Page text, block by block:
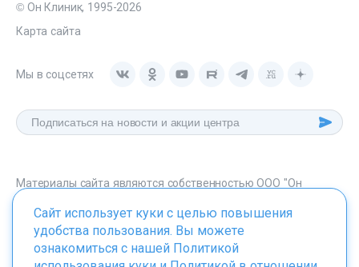
© Он Клиник, 1995-2026
Карта сайта
Мы в соцсетях
Материалы сайта являются собственностью ООО "Он
onclinic.ru запрещено в соответствии со статьей 1259 ГК. РФ.
Сайт использует куки с целью повышения
удобства пользования. Вы можете
ознакомиться с нашей Политикой